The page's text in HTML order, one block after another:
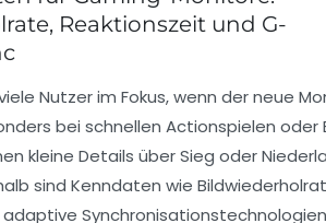
Reaktionszeit und G-
Nutzer im Fokus, wenn der neue
bei schnellen Actionspielen oder
kleine Details über Sieg oder
sind Kenndaten wie
Synchronisationstechnologien